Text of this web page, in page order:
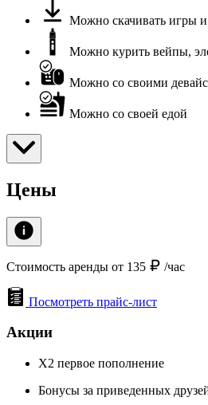
Можно скачивать игры
Можно курить вейпы,
Можно со своими
Можно со своей едой
Цены
Стоимость аренды от 135 /час
Посмотреть прайс-лист
Акции
X2 первое пополнение
Бонусы за приведенных